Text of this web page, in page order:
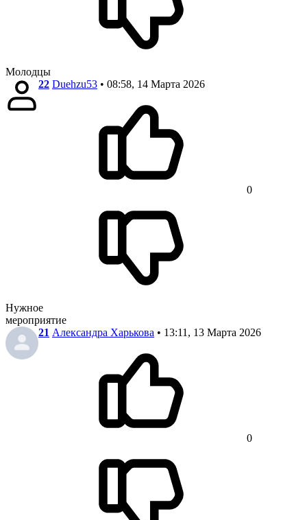
Молодцы
22 Duehzu53 • 08:58, 14 Марта 2026
0
Нужное
мероприятие
21 Александра Харькова • 13:11, 13 Марта 2026
0